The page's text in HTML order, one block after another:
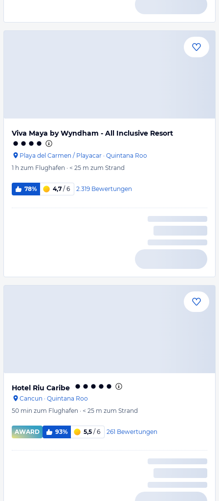
Viva Maya by Wyndham - All Inclusive Resort
Playa del Carmen / Playacar · Quintana Roo
1 h zum Flughafen · < 25 m zum Strand
78% 4,7 / 6 2.319 Bewertungen
Hotel Riu Caribe
Cancun · Quintana Roo
50 min zum Flughafen · < 25 m zum Strand
AWARD 93% 5,5 / 6 261 Bewertungen